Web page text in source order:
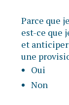
Parce que
est-ce que
et
une
Oui
Non